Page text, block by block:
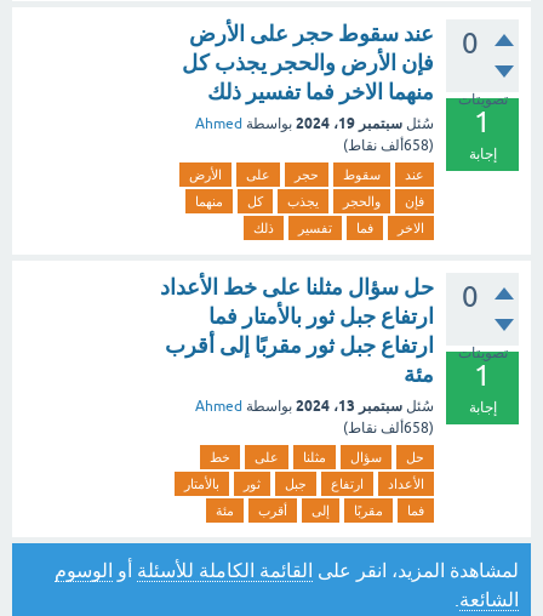
0
تصويتات
1
إجابة
عند سقوط حجر على الأرض
فإن الأرض والحجر يجذب كل
منهما الاخر فما تفسير ذلك
سُئل سبتمبر 19، 2024 بواسطة Ahmed
(658ألف نقاط)
عند سقوط حجر على
الأرض
فإن
والحجر يجذب كل
منهما
الاخر
فما تفسير ذلك
0
تصويتات
1
إجابة
حل سؤال مثلنا على خط الأعداد
ارتفاع جبل ثور بالأمتار فما
ارتفاع جبل ثور مقربًا إلى أقرب
مئة
سُئل سبتمبر 13، 2024 بواسطة Ahmed
(658ألف نقاط)
حل سؤال مثلنا على
خط
الأعداد
ارتفاع جبل ثور
بالأمتار
فما
مقربًا إلى أقرب مئة
لمشاهدة المزيد، انقر على القائمة الكاملة للأسئلة أو الوسوم
الشائعة